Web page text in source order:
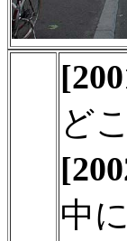
ど
中